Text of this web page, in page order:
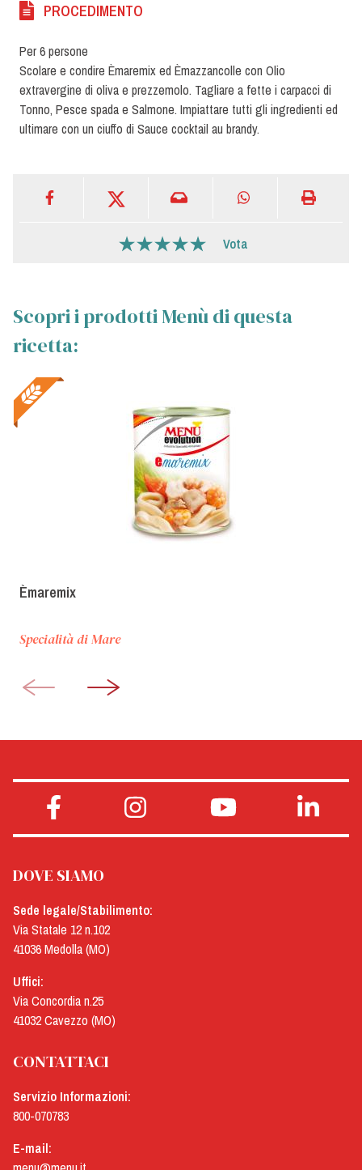
PROCEDIMENTO
Per 6 persone
Scolare e condire Èmaremix ed Èmazzancolle con Olio
extravergine di oliva e prezzemolo. Tagliare a fette i carpacci di
Tonno, Pesce spada e Salmone. Impiattare tutti gli ingredienti ed
ultimare con un ciuffo di Sauce cocktail au brandy.
Vota
Scopri i prodotti Menù di questa
ricetta:
Èmaremix
Specialità di Mare
DOVE SIAMO
Sede legale/Stabilimento:
Via Statale 12 n.102
41036 Medolla (MO)
Uffici:
Via Concordia n.25
41032 Cavezzo (MO)
CONTATTACI
Servizio Informazioni:
800-070783
E-mail: